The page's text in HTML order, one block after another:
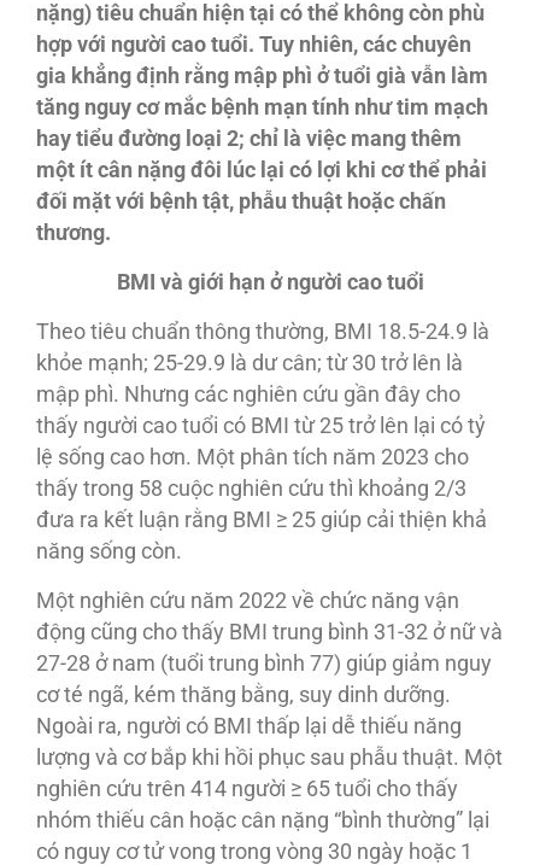
nặng) tiêu chuẩn hiện tại có thể không còn phù
hợp với người cao tuổi. Tuy nhiên, các chuyên
gia khẳng định rằng mập phì ở tuổi già vẫn làm
tăng nguy cơ mắc bệnh mạn tính như tim mạch
hay tiểu đường loại 2; chỉ là việc mang thêm
một ít cân nặng đôi lúc lại có lợi khi cơ thể phải
đối mặt với bệnh tật, phẫu thuật hoặc chấn
thương.
BMI và giới hạn ở người cao tuổi
Theo tiêu chuẩn thông thường, BMI 18.5-24.9 là
khỏe mạnh; 25-29.9 là dư cân; từ 30 trở lên là
mập phì. Nhưng các nghiên cứu gần đây cho
thấy người cao tuổi có BMI từ 25 trở lên lại có tỷ
lệ sống cao hơn. Một phân tích năm 2023 cho
thấy trong 58 cuộc nghiên cứu thì khoảng 2/3
đưa ra kết luận rằng BMI ≥ 25 giúp cải thiện khả
năng sống còn.
Một nghiên cứu năm 2022 về chức năng vận
động cũng cho thấy BMI trung bình 31-32 ở nữ và
27-28 ở nam (tuổi trung bình 77) giúp giảm nguy
cơ té ngã, kém thăng bằng, suy dinh dưỡng.
Ngoài ra, người có BMI thấp lại dễ thiếu năng
lượng và cơ bắp khi hồi phục sau phẫu thuật. Một
nghiên cứu trên 414 người ≥ 65 tuổi cho thấy
nhóm thiếu cân hoặc cân nặng “bình thường” lại
có nguy cơ tử vong trong vòng 30 ngày hoặc 1